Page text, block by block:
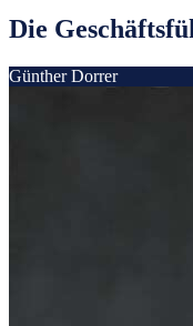
Die
Günther Dorrer